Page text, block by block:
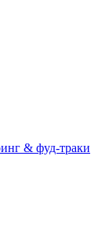
& фуд-траки